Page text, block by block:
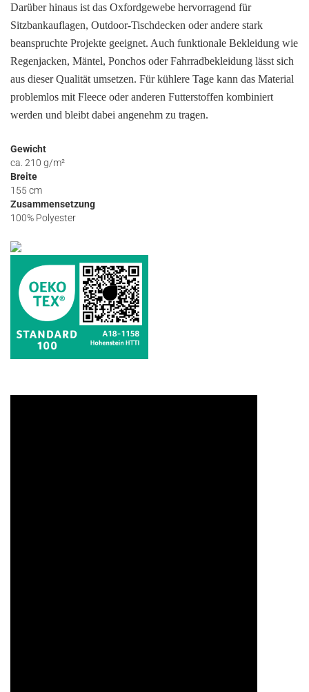
Darüber hinaus ist das Oxfordgewebe hervorragend für
Sitzbankauflagen, Outdoor-Tischdecken oder andere stark
beanspruchte Projekte geeignet. Auch funktionale Bekleidung wie
Regenjacken, Mäntel, Ponchos oder Fahrradbekleidung lässt sich
aus dieser Qualität umsetzen. Für kühlere Tage kann das Material
problemlos mit Fleece oder anderen Futterstoffen kombiniert
werden und bleibt dabei angenehm zu tragen.
Gewicht
ca. 210 g/m²
Breite
155 cm
Zusammensetzung
100% Polyester